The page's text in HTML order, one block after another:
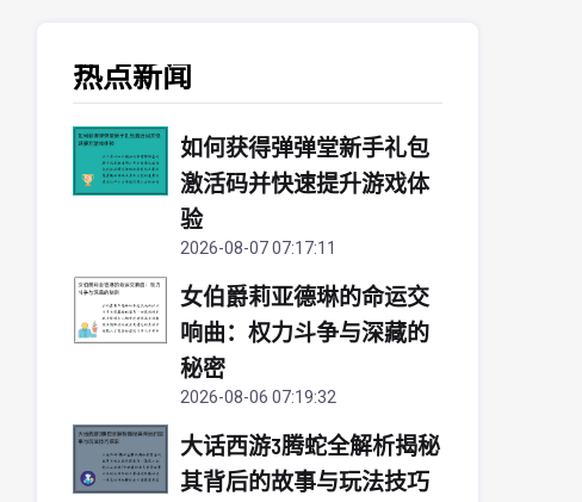
热点新闻
如何获得弹弹堂新手礼包
激活码并快速提升游戏体
验
2026-08-07 07:17:11
女伯爵莉亚德琳的命运交
响曲：权力斗争与深藏的
秘密
2026-08-06 07:19:32
大话西游3腾蛇全解析揭秘
其背后的故事与玩法技巧